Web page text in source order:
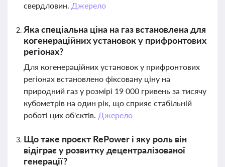
свердловин. Джерело
Яка спеціальна ціна на газ встановлена для
когенераційних установок у прифронтових
регіонах?
Для когенераційних установок у прифронтових
регіонах встановлено фіксовану ціну на
природний газ у розмірі 19 000 гривень за тисячу
кубометрів на один рік, що сприяє стабільній
роботі цих об'єктів. Джерело
Що таке проєкт RePower і яку роль він
відіграє у розвитку децентралізованої
генерації?